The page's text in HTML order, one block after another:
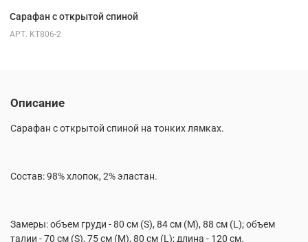
Сарафан с открытой спиной
АРТ. KT806-2
Описание
Сарафан с открытой спиной на тонких лямках.
Состав: 98% хлопок, 2% эластан.
Замеры: объем груди - 80 см (S), 84 см (М), 88 см (L); объем
талии - 70 см (S), 75 см (М), 80 см (L); длина - 120 см.